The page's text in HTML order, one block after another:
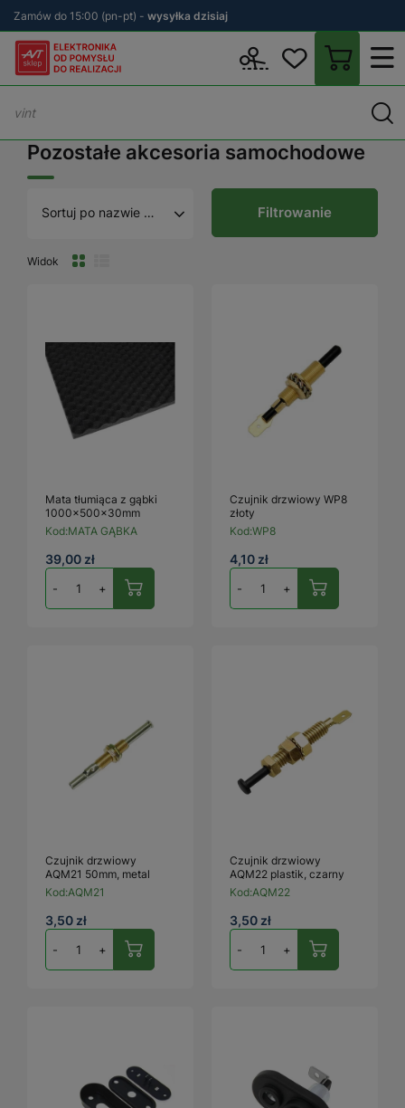
Zamów do 15:00 (pn-pt) - wysyłka dzisiaj
Akcesoria motoryzacyjne
Pozostałe akcesoria samochodowe
Sortuj po nazwie A - Z
Widok
Filtrowanie
Mata tłumiąca z gąbki
1000x500x30mm
Kod:MATA GĄBKA
39,00 zł
- +
Czujnik drzwiowy WP8
złoty
Kod:WP8
4,10 zł
- +
Czujnik drzwiowy
AQM21 50mm, metal
Kod:AQM21
3,50 zł
- +
Czujnik drzwiowy
AQM22 plastik, czarny
Kod:AQM22
3,50 zł
- +